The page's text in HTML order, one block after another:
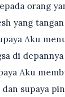
orang
yang
Aku
di
Aku
dan supaya